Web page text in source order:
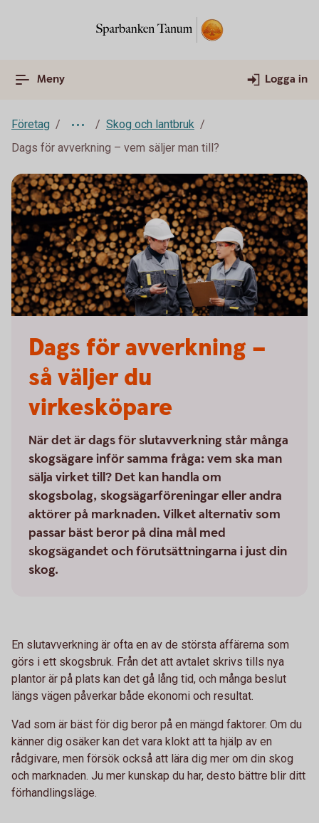
Meny Logga in
Företag
Skog och lantbruk
Dags för avverkning – vem säljer man till?
Dags för avverkning –
så väljer du
virkesköpare
När det är dags för slutavverkning står många
skogsägare inför samma fråga: vem ska man
sälja virket till? Det kan handla om
skogsbolag, skogsägarföreningar eller andra
aktörer på marknaden. Vilket alternativ som
passar bäst beror på dina mål med
skogsägandet och förutsättningarna i just din
skog.
En slutavverkning är ofta en av de största affärerna som
görs i ett skogsbruk. Från det att avtalet skrivs tills nya
plantor är på plats kan det gå lång tid, och många beslut
längs vägen påverkar både ekonomi och resultat.
Vad som är bäst för dig beror på en mängd faktorer. Om du
känner dig osäker kan det vara klokt att ta hjälp av en
rådgivare, men försök också att lära dig mer om din skog
och marknaden. Ju mer kunskap du har, desto bättre blir ditt
förhandlingsläge.